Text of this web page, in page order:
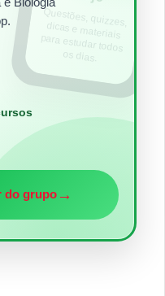
do grupo→
Questões, quizzes,
dicas e materiais
para estudar todos
os dias.